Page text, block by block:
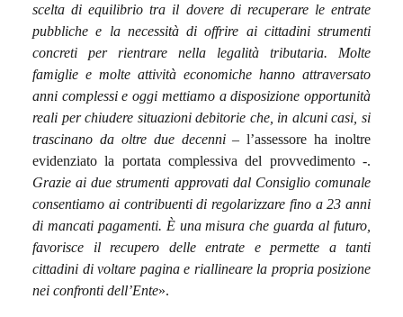
scelta di equilibrio tra il dovere di recuperare le entrate
pubbliche e la necessità di offrire ai cittadini strumenti
concreti per rientrare nella legalità tributaria. Molte
famiglie e molte attività economiche hanno attraversato
anni complessi e oggi mettiamo a disposizione opportunità
reali per chiudere situazioni debitorie che, in alcuni casi, si
trascinano da oltre due decenni– l’assessore ha inoltre
evidenziato la portata complessiva del provvedimento -.
Grazie ai due strumenti approvati dal Consiglio comunale
consentiamo ai contribuenti di regolarizzare fino a 23 anni
di mancati pagamenti. È una misura che guarda al futuro,
favorisce il recupero delle entrate e permette a tanti
cittadini di voltare pagina e riallineare la propria posizione
nei confronti dell’Ente».